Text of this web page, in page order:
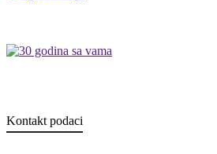
Kontakt podaci